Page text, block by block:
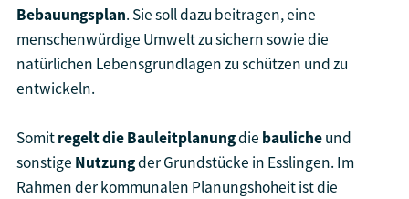
Bebauungsplan. Sie soll dazu beitragen, eine
menschenwürdige Umwelt zu sichern sowie die
natürlichen Lebensgrundlagen zu schützen und zu
entwickeln.
Somitregelt die Bauleitplanungdie baulicheund
sonstige Nutzungder Grundstücke in Esslingen. Im
Rahmen der kommunalen Planungshoheit ist die